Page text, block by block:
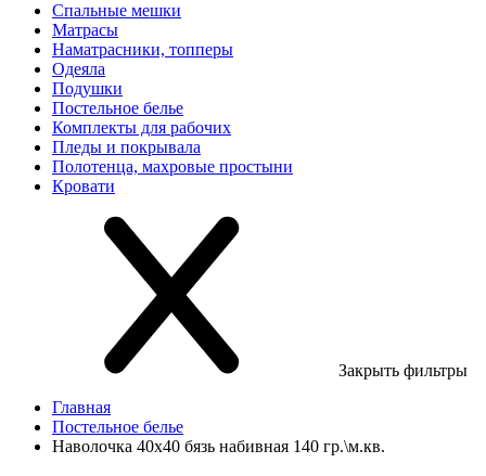
Спальные мешки
Матрасы
Наматрасники, топперы
Одеяла
Подушки
Постельное белье
Комплекты для рабочих
Пледы и покрывала
Полотенца, махровые простыни
Кровати
Закрыть фильтры
Главная
Постельное белье
Наволочка 40х40 бязь набивная 140 гр.\м.кв.